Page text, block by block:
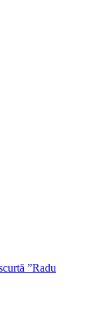
”Radu